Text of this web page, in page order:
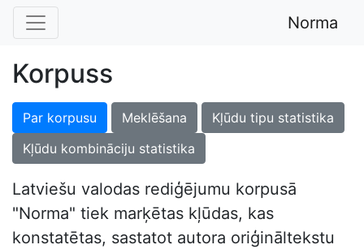
Norma
Korpuss
Par korpusu Meklēšana
Kļūdu tipu statistika
Kļūdu kombināciju statistika
Latviešu valodas rediģējumu korpusā
"Norma" tiek marķētas kļūdas, kas
konstatētas, sastatot autora oriģināltekstu